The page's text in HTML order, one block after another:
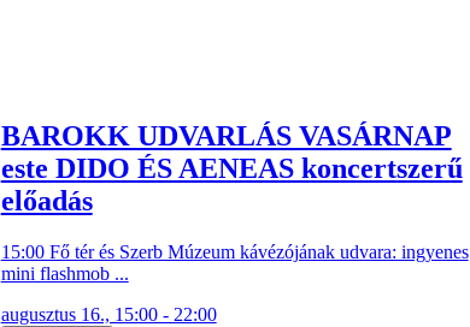
BAROKK UDVARLÁS VASÁRNAP
este DIDO ÉS AENEAS koncertszerű
előadás
15:00 Fő tér és Szerb Múzeum kávézójának udvara: ingyenes
mini flashmob ...
augusztus 16., 15:00 - 22:00